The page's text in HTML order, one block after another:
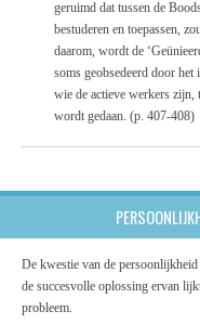
geruimd dat tussen de
bestuderen en toepassen,
daarom, wordt de
soms geobsedeerd door het
wie de actieve werkers
wordt gedaan. (p. 407-408)
De kwestie van de
de succesvolle oplossing ervan
probleem.